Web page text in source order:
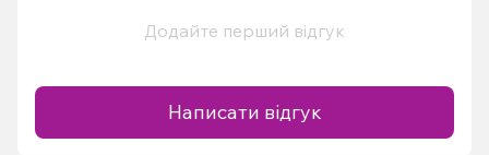
Додайте перший відгук
Написати відгук